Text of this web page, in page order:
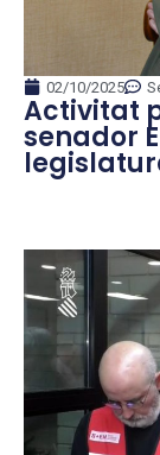
02/10/2025
Activitat
senador